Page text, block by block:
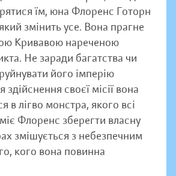
їм, юна Флоренс Готорн
змінить усе. Вона прагне
Кривавою нареченою
Не заради багатства чи
його імперію
своєї місії вона
в лігво монстра, якого всі
Флоренс зберегти власну
змішується з небезпечним
кого вона повинна